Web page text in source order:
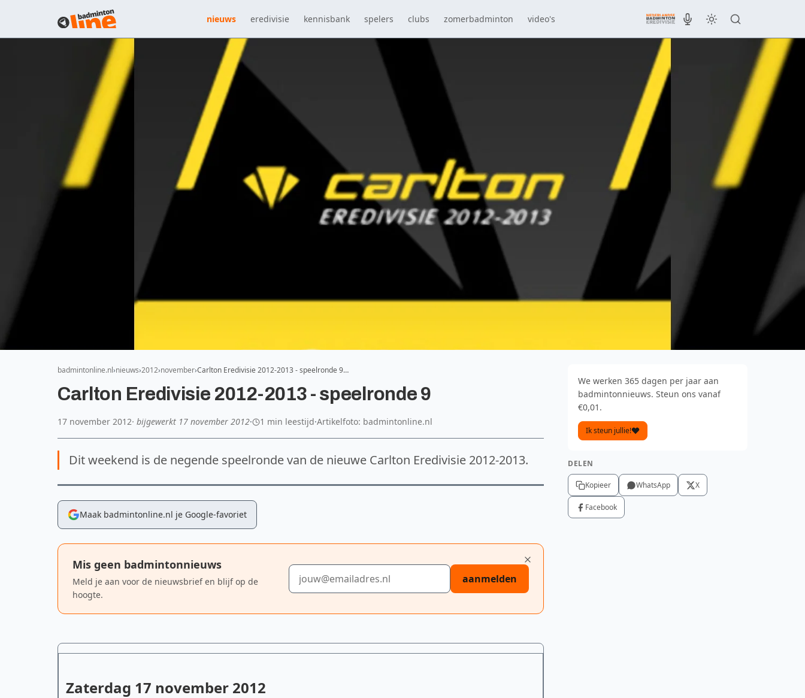
nieuws eredivisie kennisbank spelers clubs zomerbadminton video's
badmintonline.nl nieuws 2012 november Carlton Eredivisie 2012-2013 - speelronde 9…
Carlton Eredivisie 2012-2013 - speelronde 9
17 november 2012· bijgewerkt 17 november 2012· 1 min leestijd·Artikelfoto: badmintonline.nl
Dit weekend is de negende speelronde van de nieuwe Carlton Eredivisie 2012-2013.
Maak badmintonline.nl je Google-favoriet
Mis geen badmintonnieuws
Meld je aan voor de nieuwsbrief en blijf op de
hoogte.
E-mailadres
aanmelden
Zaterdag 17 november 2012
We werken 365 dagen per jaar aan
badmintonnieuws. Steun ons vanaf
€0,01.
Ik steun jullie!
DELEN
Kopieer WhatsApp X
Facebook